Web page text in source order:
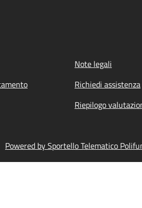
Note legali
Richiedi assistenza
Riepilogo
Powered by Sportello Telematico